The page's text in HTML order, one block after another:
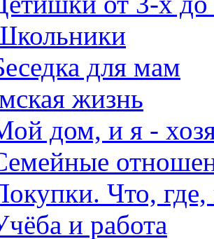
для мам
жизнь
дом, и я -
Что, где,
и работа